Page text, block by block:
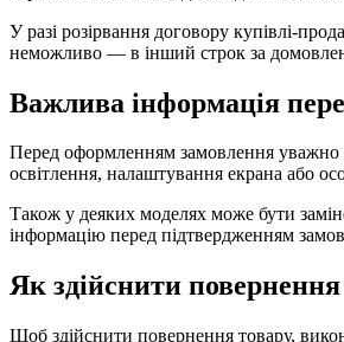
У разі розірвання договору купівлі-
неможливо — в інший строк за
Важлива інформація
Перед оформленням замовлення уважно
освітлення, налаштування екрана або
Також у деяких моделях може бути
інформацію перед підтвердженням
Як здійснити
Щоб здійснити повернення товару,